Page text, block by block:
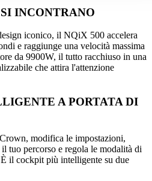
INCONTRANO
iconico, il NQiX 500 accelera
e raggiunge una velocità massima
da 9900W, il tutto racchiuso in una
che attira l'attenzione
A PORTATA DI
modifica le impostazioni,
tuo percorso e regola le modalità di
il cockpit più intelligente su due